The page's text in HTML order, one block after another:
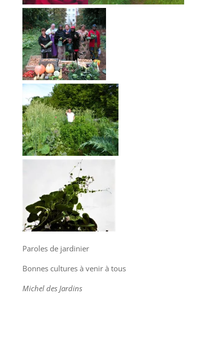
Paroles de jardinier
Bonnes cultures à venir à tous
Michel des Jardins